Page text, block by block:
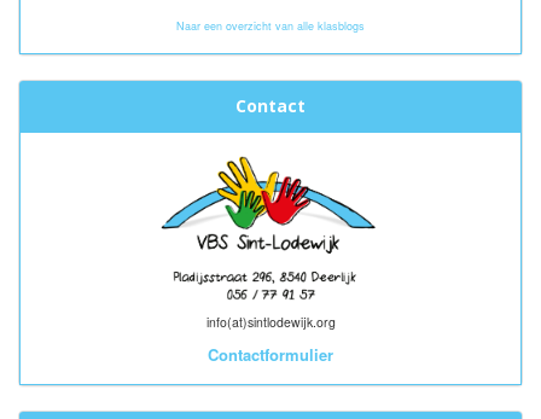
Naar een overzicht van alle klasblogs
Contact
info(at)sintlodewijk.org
Contactformulier